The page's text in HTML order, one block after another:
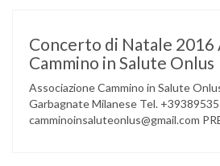
Concerto di Natale 2016
Cammino in Salute Onlus
Associazione Cammino in Salute
Garbagnate Milanese Tel.
camminoinsaluteonlus@gmail.com